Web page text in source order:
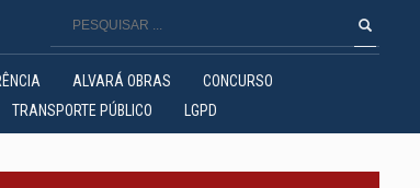
ALVARÁ OBRAS
CONCURSO
TRANSPORTE PÚBLICO LGPD